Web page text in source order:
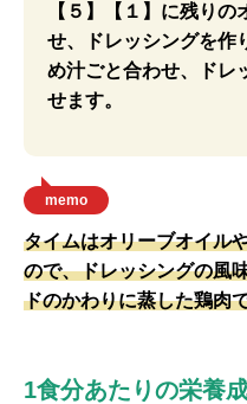
【５】【１】に残り
せ、ドレッシングを作
め汁ごと合わせ、ドレ
せます。
memo
タイムはオリーブオイル
ので、ドレッシングの風
ドのかわりに蒸した鶏肉
1食分あたりの栄養